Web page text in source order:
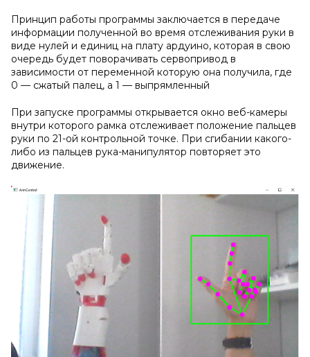
Принцип работы программы заключается в передаче
информации полученной во время отслеживания руки в
виде нулей и единиц на плату ардуино, которая в свою
очередь будет поворачивать сервопривод в
зависимости от переменной которую она получила, где
0 — сжатый палец, а 1 — выпрямленный
При запуске программы открывается окно веб-камеры
внутри которого рамка отслеживает положение пальцев
руки по 21-ой контрольной точке. При сгибании какого-
либо из пальцев рука-манипулятор повторяет это
движение.